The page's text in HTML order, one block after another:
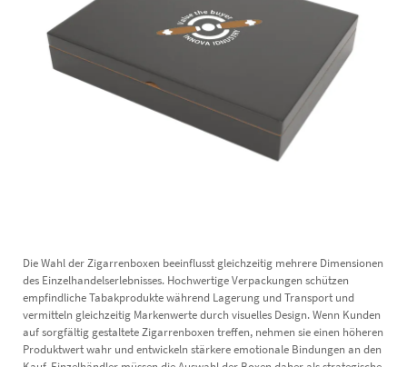
Die Wahl der Zigarrenboxen beeinflusst gleichzeitig mehrere Dimensionen
des Einzelhandelserlebnisses. Hochwertige Verpackungen schützen
empfindliche Tabakprodukte während Lagerung und Transport und
vermitteln gleichzeitig Markenwerte durch visuelles Design. Wenn Kunden
auf sorgfältig gestaltete Zigarrenboxen treffen, nehmen sie einen höheren
Produktwert wahr und entwickeln stärkere emotionale Bindungen an den